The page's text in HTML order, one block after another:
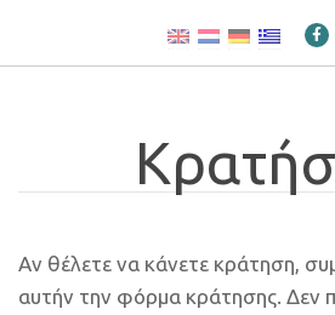
Αν θέλετε να κάνετε κράτηση,
αυτήν την φόρμα κράτησης. Δεν